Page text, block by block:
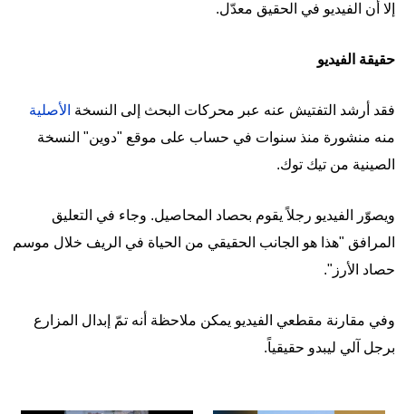
إلا أن الفيديو في الحقيق معدّل.
حقيقة الفيديو
فقد أرشد التفتيش عنه عبر محركات البحث إلى النسخة الأصلية
منه منشورة منذ سنوات في حساب على موقع "دوين" النسخة
الصينية من تيك توك.
ويصوّر الفيديو رجلاً يقوم بحصاد المحاصيل. وجاء في التعليق
المرافق "هذا هو الجانب الحقيقي من الحياة في الريف خلال موسم
حصاد الأرز".
وفي مقارنة مقطعي الفيديو يمكن ملاحظة أنه تمّ إبدال المزارع
برجل آلي ليبدو حقيقياً.